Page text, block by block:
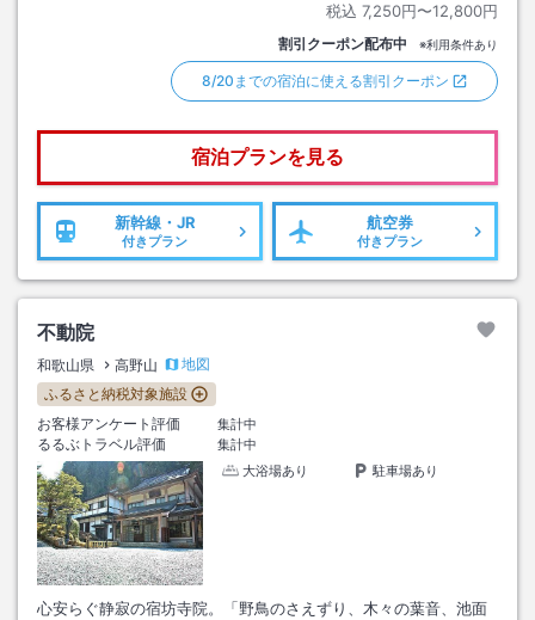
税込 7,250円〜12,800円
割引クーポン配布中 ※利用条件あり
8/20までの宿泊に使える割引クーポン
宿泊プランを見る
新幹線・JR
付きプラン
航空券
付きプラン
不動院
和歌山県 高野山
地図
ふるさと納税対象施設
お客様アンケート評価
集計中
るるぶトラベル評価
集計中
大浴場あり
駐車場あり
心安らぐ静寂の宿坊寺院。「野鳥のさえずり、木々の葉音、池面